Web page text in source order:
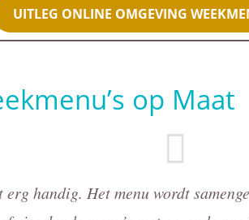
UITLEG ONLINE OMGEVING
op Maat
erg handig. Het menu wordt